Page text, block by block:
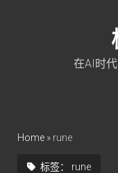
在AI时
Home» rune
标签： rune